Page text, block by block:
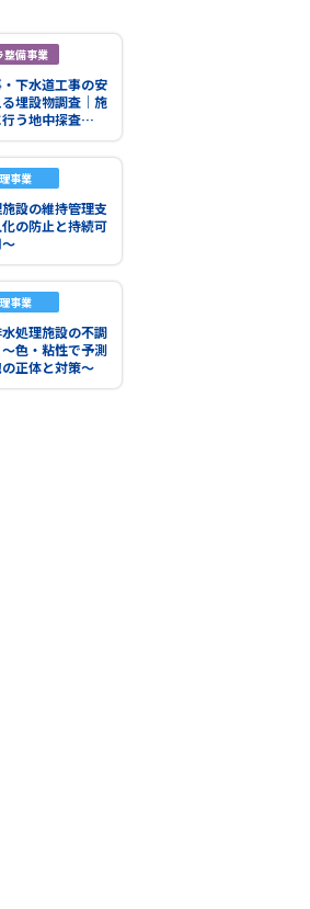
整備事業
下水道工事の安
埋設物調査｜施
行う地中探査…
事業
設の維持管理支
の防止と持続可
事業
処理施設の不調
色・粘性で予測
正体と対策～